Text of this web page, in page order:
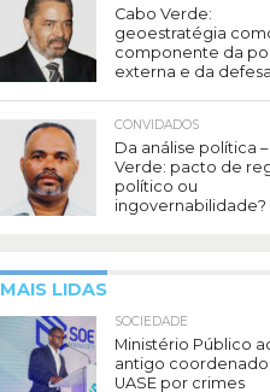
Cabo Verde:
geoestratégia
componente da
externa e da defesa
CONVIDADOS
Da análise política
Verde: pacto de
político ou
ingovernabilidade?
MAIS LIDAS
SOCIEDADE
Ministério Público
antigo
UASE por crimes